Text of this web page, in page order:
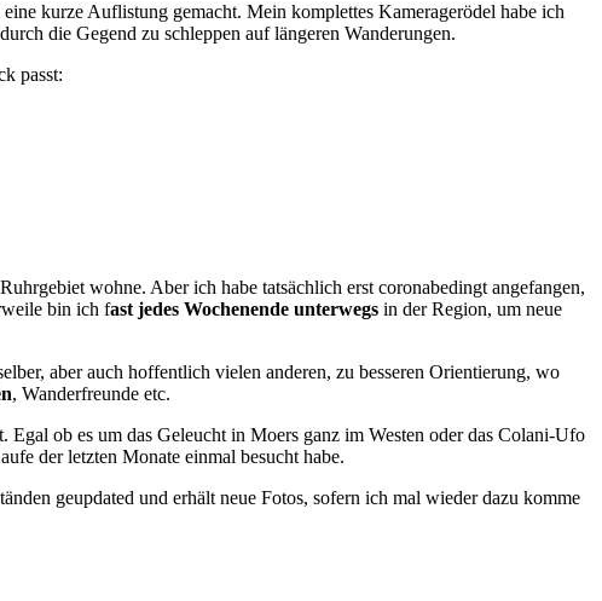
kurze Auflistung gemacht. Mein komplettes Kameragerödel habe ich
die Gegend zu schleppen auf längeren Wanderungen.
passt:
wohne. Aber ich habe tatsächlich erst coronabedingt angefangen,
bin ich fast jedes Wochenende unterwegs in der Region, um neue
aber auch hoffentlich vielen anderen, zu besseren Orientierung, wo
, Wanderfreunde etc.
Egal ob es um das Geleucht in Moers ganz im Westen oder das Colani-Ufo
der letzten Monate einmal besucht habe.
geupdated und erhält neue Fotos, sofern ich mal wieder dazu komme